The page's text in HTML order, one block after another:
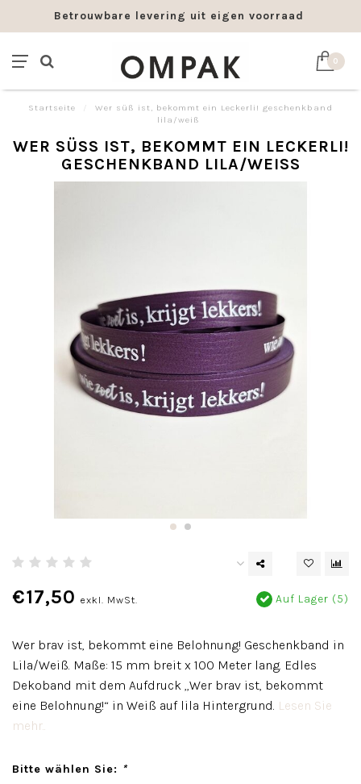
Betrouwbare levering uit eigen voorraad
0
Startseite
Wer süß ist, bekommt ein Leckerli! geschenkband
lila/weiß
WER SÜSS IST, BEKOMMT EIN LECKERLI! G
ESCHENKBAND LILA/WEISS
€17,50 exkl. MwSt. Auf Lager (5)
Wer brav ist, bekommt eine Belohnung! Geschenkband in
Lila/Weiß. Maße: 15 mm breit x 100 Meter lang. Edles
Dekoband mit dem Aufdruck „Wer brav ist, bekommt
eine Belohnung!“ in Weiß auf lila Hintergrund. Lesen Sie
mehr..
Bitte wählen Sie: *